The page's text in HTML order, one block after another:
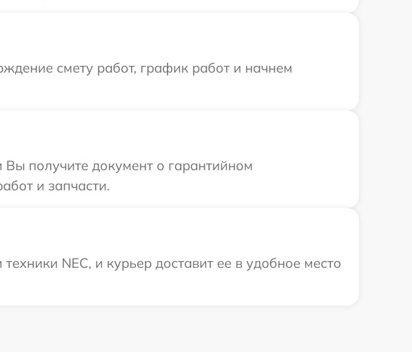
смету работ, график работ и начнем
Вы получите документ о гарантийном
и запчасти.
NEC, и курьер доставит ее в удобное место